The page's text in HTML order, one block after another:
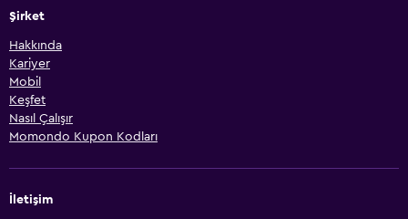
Şirket
Hakkında
Kariyer
Mobil
Keşfet
Nasıl Çalışır
Momondo Kupon Kodları
İletişim